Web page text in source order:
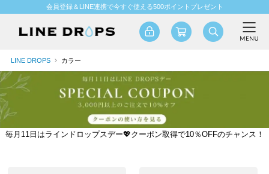
会員登録＆LINE連携で今すぐ使える500ポイントプレゼント
LINE DROPS カラー
毎月11日はラインドロップスデー💖クーポン取得で10％OFFのチャンス！